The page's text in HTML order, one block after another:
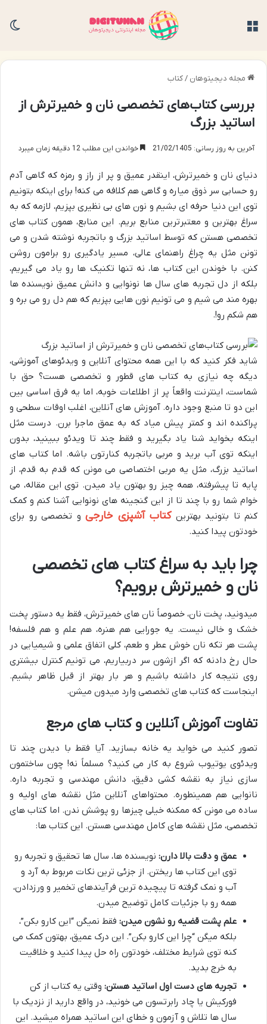
مجله دیجیتوهان /کتاب
بررسی کتاب‌های تخصصی نان و خمیرترش از
اساتید بزرگ
آخرین به روز رسانی: 21/02/1405 خواندن این مطلب 12 دقیقه زمان میبرد
دنیای نان و خمیرترش، اینقدر عمیق و پر از راز و رمزه که گاهی آدم
رو حسابی سر ذوق میاره و گاهی هم کلافه می کنه! برای اینکه بتونیم
توی این دنیا حرفه ای بشیم و نون های بی نظیری بپزیم، لازمه که به
سراغ بهترین و معتبرترین منابع بریم. این منابع، همون کتاب های
تخصصی هستن که توسط اساتید بزرگ و باتجربه نوشته شدن و می
تونن مثل یه چراغ راهنمای عالی، مسیر یادگیری رو برامون روشن
کنن. با خوندن این کتاب ها، نه تنها تکنیک ها رو یاد می گیریم،
بلکه از دل تجربه های سال ها نونوایی و دانش عمیق نویسنده ها
بهره مند می شیم و می تونیم نون هایی بپزیم که هم دل رو می بره و
هم شکم رو!.
شاید فکر کنید که با این همه محتوای آنلاین و ویدئوهای آموزشی،
دیگه چه نیازی به کتاب های قطور و تخصصی هست؟ حق با
شماست، اینترنت واقعاً پر از اطلاعات خوبه، اما یه فرق اساسی بین
این دو تا منبع وجود داره. آموزش های آنلاین، اغلب اوقات سطحی و
پراکنده اند و کمتر پیش میاد که به عمق ماجرا برن. درست مثل
اینکه بخواید شنا یاد بگیرید و فقط چند تا ویدئو ببینید، بدون
اینکه توی آب برید و مربی باتجربه کنارتون باشه. اما کتاب های
اساتید بزرگ، مثل یه مربی اختصاصی می مونن که قدم به قدم، از
پایه تا پیشرفته، همه چیز رو بهتون یاد میدن. توی این مقاله، می
خوام شما رو با چند تا از این گنجینه های نونوایی آشنا کنم و کمک
کنم تا بتونید بهترینکتاب آشپزی خارجی و تخصصی رو برای
خودتون پیدا کنید.
چرا باید به سراغ کتاب های تخصصی
نان و خمیرترش برویم؟
میدونید، پخت نان، خصوصاً نان های خمیرترش، فقط یه دستور پخت
خشک و خالی نیست. یه جورایی هم هنره، هم علم و هم فلسفه!
پشت هر تکه نان خوش عطر و طعم، کلی اتفاق علمی و شیمیایی در
حال رخ دادنه که اگر ازشون سر دربیاریم، می تونیم کنترل بیشتری
روی نتیجه کار داشته باشیم و هر بار بهتر از قبل ظاهر بشیم.
اینجاست که کتاب های تخصصی وارد میدون میشن.
تفاوت آموزش آنلاین و کتاب های مرجع
تصور کنید می خواید یه خانه بسازید. آیا فقط با دیدن چند تا
ویدئوی یوتیوب شروع به کار می کنید؟ مسلماً نه! چون ساختمون
سازی نیاز به نقشه کشی دقیق، دانش مهندسی و تجربه داره.
نانوایی هم همینطوره. محتواهای آنلاین مثل نقشه های اولیه و
ساده می مونن که ممکنه خیلی چیزها رو پوشش ندن. اما کتاب های
تخصصی، مثل نقشه های کامل مهندسی هستن. این کتاب ها:
عمق و دقت بالا دارن: نویسنده ها، سال ها تحقیق و تجربه رو
توی این کتاب ها ریختن. از جزئی ترین نکات مربوط به آرد و
آب و نمک گرفته تا پیچیده ترین فرآیندهای تخمیر و ورزدادن،
همه رو با جزئیات کامل توضیح میدن.
علم پشت قضیه رو نشون میدن: فقط نمیگن “این کارو بکن”،
بلکه میگن “چرا این کارو بکن”. این درک عمیق، بهتون کمک می
کنه توی شرایط مختلف، خودتون راه حل پیدا کنید و خلاقیت
به خرج بدید.
تجربه های دست اول اساتید هستن: وقتی یه کتاب از کن
فورکیش یا چاد رابرتسون می خونید، در واقع دارید از نزدیک با
سال ها تلاش و آزمون و خطای این اساتید همراه میشید. این